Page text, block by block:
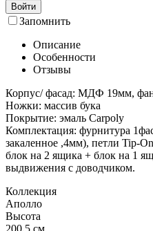
Войти
Запомнить
Описание
Особенности
Отзывы
Корпус/ фасад: МДФ 19мм,
Ножки: массив бука
Покрытие: эмаль Carpoly
Комплектация: фурнитура
закаленное ,4мм), петли Tip-
блок на 2 ящика + блок на 1
выдвижения с доводчиком.
Коллекция
Аполло
Высота